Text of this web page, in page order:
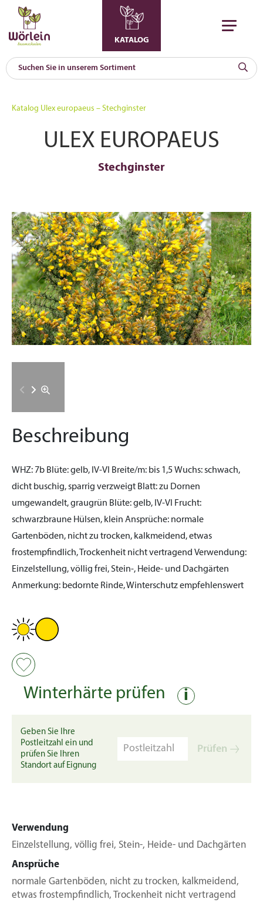
KATALOG
Katalog Ulex europaeus – Stechginster
ULEX EUROPAEUS
Stechginster
Beschreibung
WHZ: 7b Blüte:gelb, IV-VI Breite/m: bis 1,5Wuchs:schwach,
dicht buschig, sparrig verzweigt Blatt:zu Dornen
umgewandelt, graugrün Blüte:gelb, IV-VI Frucht:
schwarzbraune Hülsen, klein Ansprüche: normale
Gartenböden, nicht zu trocken, kalkmeidend, etwas
frostempfindlich, Trockenheit nicht vertragend Verwendung:
Einzelstellung, völlig frei, Stein-, Heide- und Dachgärten
Anmerkung: bedornte Rinde, Winterschutz empfehlenswert
Winterhärte prüfen i
Geben Sie Ihre
Postleitzahl ein und
prüfen Sie Ihren
Standort auf Eignung
Prüfen
Verwendung
Einzelstellung, völlig frei, Stein-, Heide- und Dachgärten
Ansprüche
normale Gartenböden, nicht zu trocken, kalkmeidend,
etwas frostempfindlich, Trockenheit nicht vertragend